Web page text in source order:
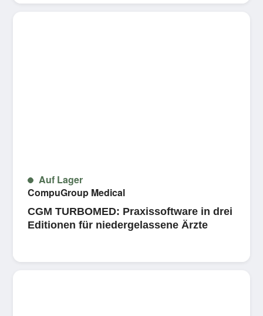
Auf Lager
CompuGroup Medical
CGM TURBOMED: Praxissoftware in drei
Editionen für niedergelassene Ärzte